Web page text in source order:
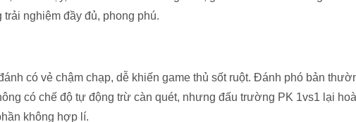
nghiệm đầy đủ, phong phú.
có vẻ chậm chạp, dễ khiến game thủ sốt ruột. Đánh phó bản
có chế độ tự động trừ càn quét, nhưng đấu trường PK 1vs1 lại
không hợp lí.